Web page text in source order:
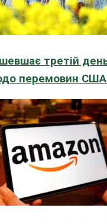
третій
перемовин США